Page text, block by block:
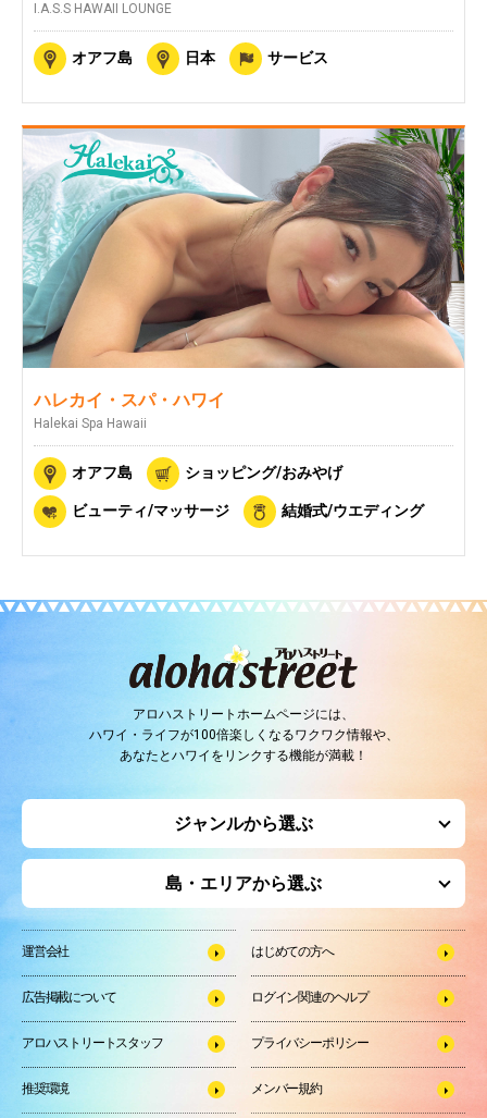
I.A.S.S HAWAII LOUNGE
オアフ島 日本 サービス
ハレカイ・スパ・ハワイ
Halekai Spa Hawaii
オアフ島 ショッピング/おみやげ
ビューティ/マッサージ 結婚式/ウエディング
アロハストリートホームページには、
ハワイ・ライフが100倍楽しくなるワクワク情報や、
あなたとハワイをリンクする機能が満載！
ジャンルから選ぶ
島・エリアから選ぶ
運営会社 はじめての方へ
広告掲載について ログイン関連のヘルプ
アロハストリートスタッフ プライバシーポリシー
推奨環境 メンバー規約